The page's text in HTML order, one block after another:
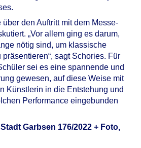
über den Auftritt mit dem Messe-
„Vor allem ging es darum,
nötig sind, um klassische
sagt Schories. Für
sei es eine spannende und
gewesen, auf diese Weise mit
Künstlerin in die Entstehung und
Performance eingebunden
Garbsen 176/2022 + Foto,